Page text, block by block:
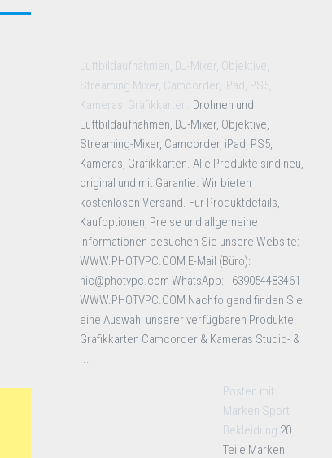
Luftbildaufnahmen, DJ-Mixer, Objektive,
Streaming Mixer, Camcorder, iPad, PS5,
Kameras, Grafikkarten. Drohnen und
Luftbildaufnahmen, DJ-Mixer, Objektive,
Streaming-Mixer, Camcorder, iPad, PS5,
Kameras, Grafikkarten. Alle Produkte sind neu,
original und mit Garantie. Wir bieten
kostenlosen Versand. Für Produktdetails,
Kaufoptionen, Preise und allgemeine
Informationen besuchen Sie unsere Website:
WWW.PHOTVPC.COM E-Mail (Büro):
nic@photvpc.com WhatsApp: +639054483461
WWW.PHOTVPC.COM Nachfolgend finden Sie
eine Auswahl unserer verfügbaren Produkte.
Grafikkarten Camcorder & Kameras Studio- &
...
Posten mit
Marken Sport
Bekleidung 20
Teile Marken